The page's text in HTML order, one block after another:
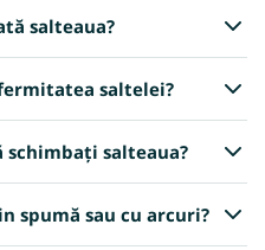
salteaua?
saltelei?
schimbați salteaua?
spumă sau cu arcuri?